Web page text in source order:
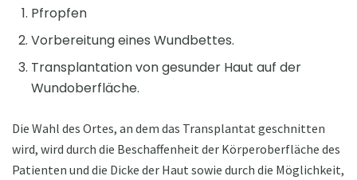
Pfropfen
Vorbereitung eines Wundbettes.
Transplantation von gesunder Haut auf der
Wundoberfläche.
Die Wahl des Ortes, an dem das Transplantat geschnitten
wird, wird durch die Beschaffenheit der Körperoberfläche des
Patienten und die Dicke der Haut sowie durch die Möglichkeit,